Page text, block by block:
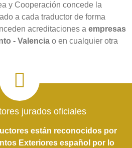
y Cooperación concede la
a cada traductor de forma
acreditaciones a empresas
- Valencia o en cualquier otra
jurados oficiales
están reconocidos por
Exteriores español por lo